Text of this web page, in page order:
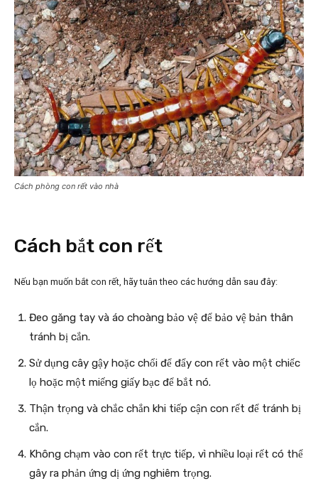
Cách phòng con rết vào nhà
Cách bắt con rết
Nếu bạn muốn bắt con rết, hãy tuân theo các hướng dẫn sau đây:
Đeo găng tay và áo choàng bảo vệ để bảo vệ bản thân
tránh bị cắn.
Sử dụng cây gậy hoặc chổi để đẩy con rết vào một chiếc
lọ hoặc một miếng giấy bạc để bắt nó.
Thận trọng và chắc chắn khi tiếp cận con rết để tránh bị
cắn.
Không chạm vào con rết trực tiếp, vì nhiều loại rết có thể
gây ra phản ứng dị ứng nghiêm trọng.